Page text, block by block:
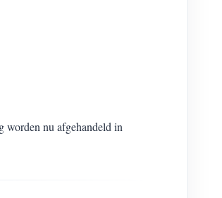
worden nu afgehandeld in